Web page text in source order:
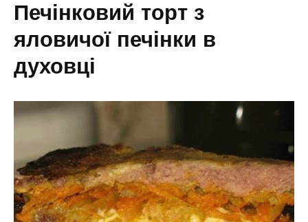
печінковий торт з
яловичої печінки в
духовці